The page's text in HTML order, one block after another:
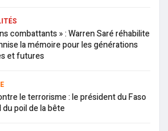
combattants » : Warren Saré réhabilite
la mémoire pour les générations
et futures
le terrorisme : le président du Faso
poil de la bête